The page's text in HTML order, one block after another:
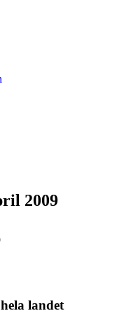
2009
landet